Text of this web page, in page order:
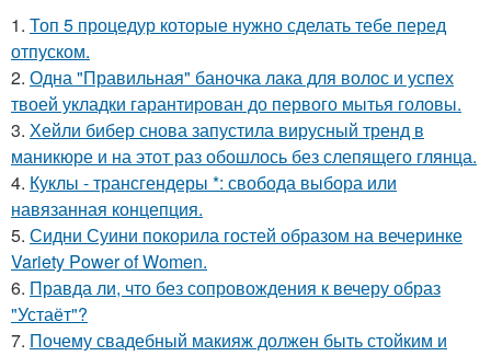
1. Топ 5 процедур которые нужно сделать тебе перед
отпуском.
2. Одна "Правильная" баночка лака для волос и успех
твоей укладки гарантирован до первого мытья головы.
3. Хейли бибер снова запустила вирусный тренд в
маникюре и на этот раз обошлось без слепящего глянца.
4. Куклы - трансгендеры *: свобода выбора или
навязанная концепция.
5. Сидни Суини покорила гостей образом на вечеринке
Variety Power of Women.
6. Правда ли, что без сопровождения к вечеру образ
"Устаёт"?
7. Почему свадебный макияж должен быть стойким и